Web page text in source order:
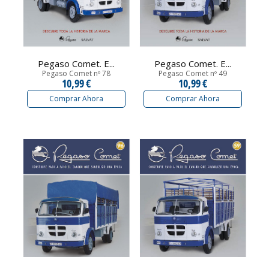
Pegaso Comet. E...
Pegaso Comet nº 78
10,99 €
Comprar Ahora
Pegaso Comet. E...
Pegaso Comet nº 49
10,99 €
Comprar Ahora